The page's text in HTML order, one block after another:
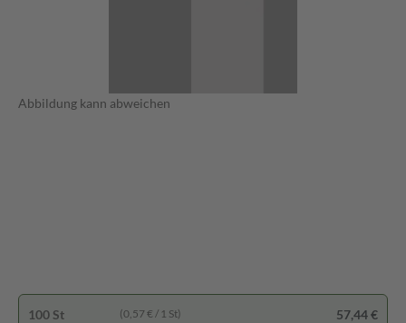
Abbildung kann abweichen
100 St (0,57 € / 1 St) 57,44 €